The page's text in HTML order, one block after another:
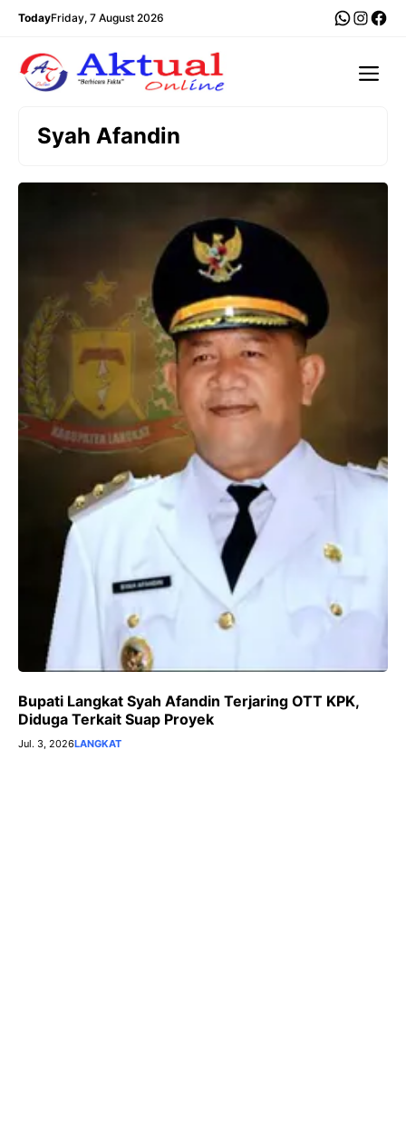
Langsung
TodayFriday, 7 August 2026
Syah Afandin
Bupati Langkat Syah Afandin Terjaring OTT KPK,
Diduga Terkait Suap Proyek
Jul. 3, 2026LANGKAT